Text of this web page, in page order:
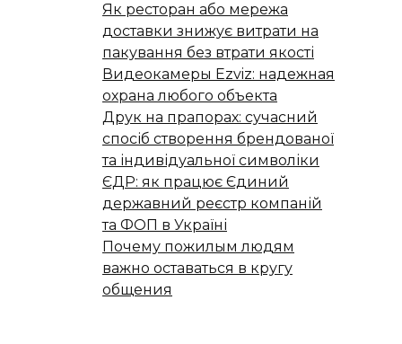
Як ресторан або мережа
доставки знижує витрати на
пакування без втрати якості
Видеокамеры Ezviz: надежная
охрана любого объекта
Друк на прапорах: сучасний
спосіб створення брендованої
та індивідуальної символіки
ЄДР: як працює Єдиний
державний реєстр компаній
та ФОП в Україні
Почему пожилым людям
важно оставаться в кругу
общения